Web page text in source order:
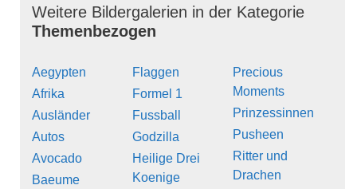
Weitere Bildergalerien in der Kategorie
Themenbezogen
Aegypten
Afrika
Ausländer
Autos
Avocado
Baeume
Flaggen
Formel 1
Fussball
Godzilla
Heilige Drei
Koenige
Precious
Moments
Prinzessinnen
Pusheen
Ritter und
Drachen